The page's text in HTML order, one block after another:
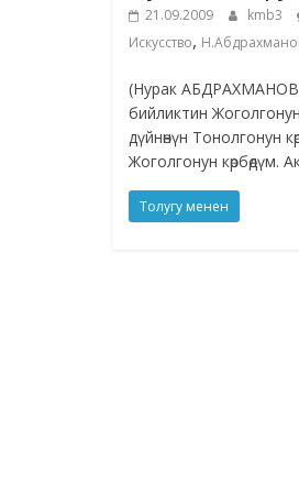
21.09.2009 kmb3
Искусство,
(Нурак АБДРАХМАНОВ
бийликтин Жоголгонун
дүйнөнүн Тонолгонун
Жоголгонун көрбөдүм.
Толугу менен